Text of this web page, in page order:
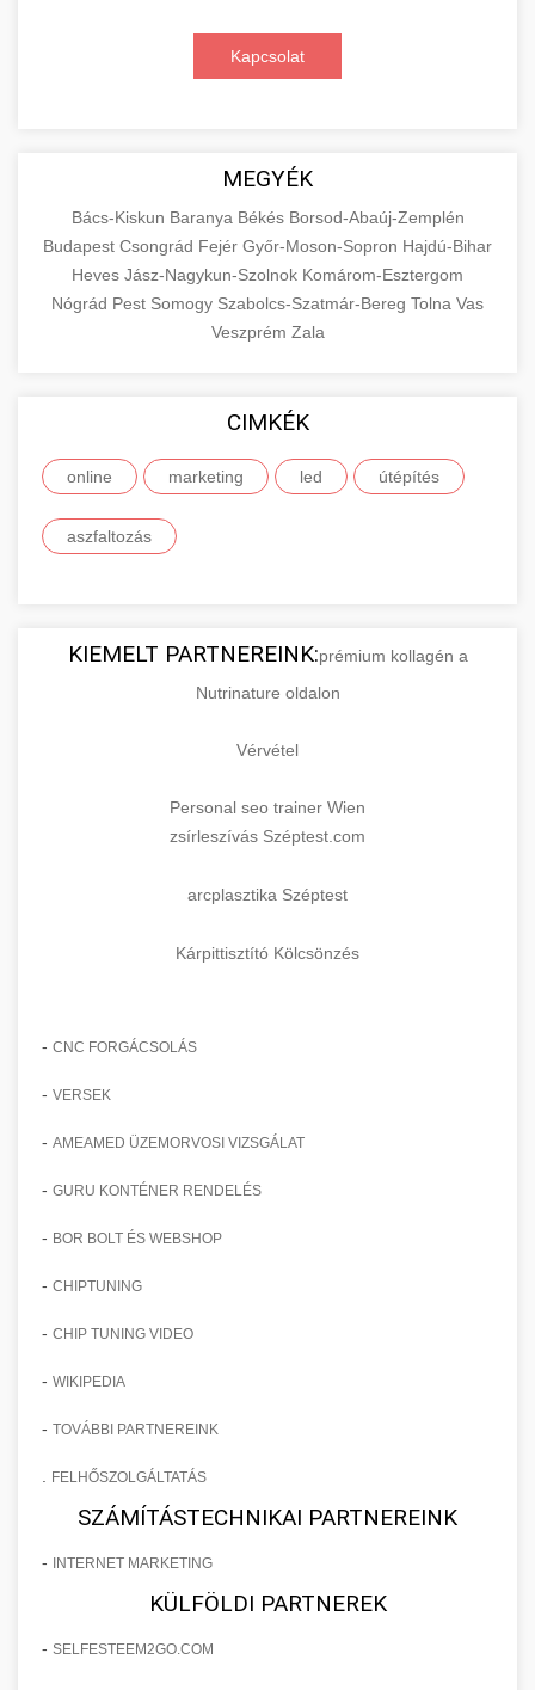
Kapcsolat
MEGYÉK
Bács-Kiskun Baranya Békés Borsod-Abaúj-Zemplén
Budapest Csongrád Fejér Győr-Moson-Sopron Hajdú-Bihar
Heves Jász-Nagykun-Szolnok Komárom-Esztergom
Nógrád Pest Somogy Szabolcs-Szatmár-Bereg Tolna Vas
Veszprém Zala
CIMKÉK
online marketing led útépítés
aszfaltozás
KIEMELT PARTNEREINK:prémium kollagén a
Nutrinature oldalon
Vérvétel
Personal seo trainer Wien
zsírleszívás Széptest.com
arcplasztika Széptest
Kárpittisztító Kölcsönzés
- CNC FORGÁCSOLÁS
- VERSEK
- AMEAMED ÜZEMORVOSI VIZSGÁLAT
- GURU KONTÉNER RENDELÉS
- BOR BOLT ÉS WEBSHOP
- CHIPTUNING
- CHIP TUNING VIDEO
- WIKIPEDIA
- TOVÁBBI PARTNEREINK
FELHŐSZOLGÁLTATÁS
SZÁMÍTÁSTECHNIKAI PARTNEREINK
- INTERNET MARKETING
KÜLFÖLDI PARTNEREK
- SELFESTEEM2GO.COM